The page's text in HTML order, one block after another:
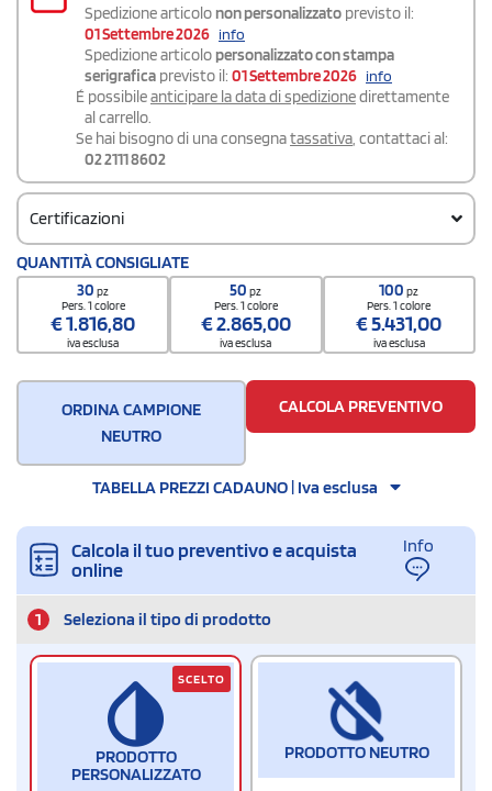
Spedizione articolo non personalizzato previsto il:
01 Settembre 2026 info
Spedizione articolo personalizzato con stampa
serigrafica previsto il: 01 Settembre 2026 info
É possibileanticipare la data di spedizionedirettamente
al carrello.
Se hai bisogno di una consegnatassativa, contattaci al:
02 2111 8602
Certificazioni
certificazione.pdf >
QUANTITÀ CONSIGLIATE
30pz
Pers. 1 colore
€1.816,80
iva esclusa
50pz
Pers. 1 colore
€2.865,00
iva esclusa
100pz
Pers. 1 colore
€5.431,00
iva esclusa
ORDINA CAMPIONE
NEUTRO
CALCOLA PREVENTIVO
TABELLA PREZZI CADAUNO | Iva esclusa
Calcola il tuo preventivo e acquista
online
Info
1 Seleziona il tipo di prodotto
PRODOTTO
PERSONALIZZATO
SCELTO
PRODOTTO NEUTRO